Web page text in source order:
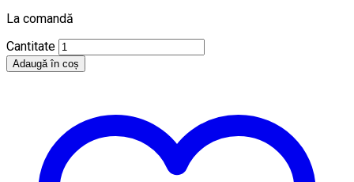
La comandă
Cantitate
Adaugă în coș